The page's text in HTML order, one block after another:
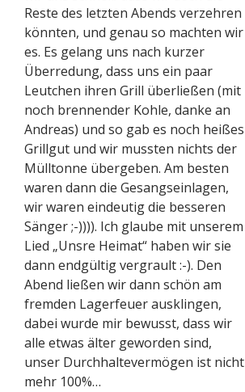
Reste des letzten Abends verzehren
könnten, und genau so machten wir
es. Es gelang uns nach kurzer
Überredung, dass uns ein paar
Leutchen ihren Grill überließen (mit
noch brennender Kohle, danke an
Andreas) und so gab es noch heißes
Grillgut und wir mussten nichts der
Mülltonne übergeben. Am besten
waren dann die Gesangseinlagen,
wir waren eindeutig die besseren
Sänger ;-)))). Ich glaube mit unserem
Lied „Unsre Heimat“ haben wir sie
dann endgültig vergrault :-). Den
Abend ließen wir dann schön am
fremden Lagerfeuer ausklingen,
dabei wurde mir bewusst, dass wir
alle etwas älter geworden sind,
unser Durchhaltevermögen ist nicht
mehr 100%…